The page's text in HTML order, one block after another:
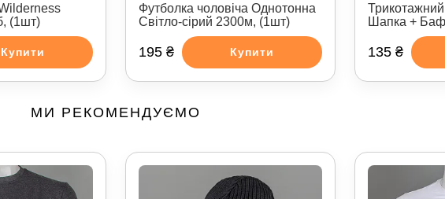
(1шт)
Купити
Футболка чоловіча Однотонна
Світло-сірий 2300м, (1шт)
195 ₴ Купити
Шапка +
135 ₴
МИ РЕКОМЕНДУЄМО